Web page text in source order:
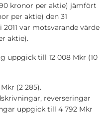
kronor per aktie) jämfört
per aktie) den 31
var motsvarande värde
aktie).
uppgick till 12 008 Mkr (10
(2 285).
reverseringar
uppgick till 4 792 Mkr